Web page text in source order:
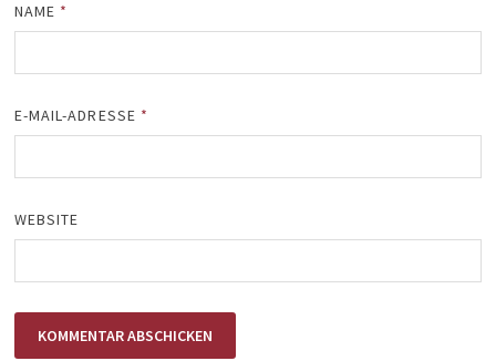
NAME *
E-MAIL-ADRESSE *
WEBSITE